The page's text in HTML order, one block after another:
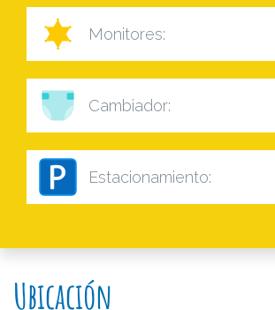
Monitores:
Cambiador:
Estacionamiento:
Ubicación